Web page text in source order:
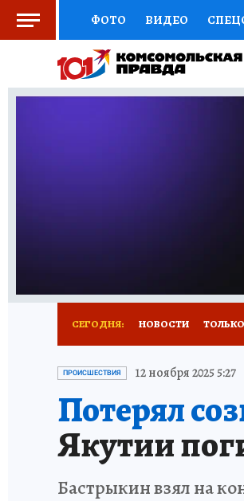
ФОТО ВИДЕО
СОЦПОДДЕРЖКА НАУКА
ВЫБОР ЭКСПЕРТОВ
СЕГОДНЯ: НОВОСТИ
ЗАПОВЕДНАЯ РОССИЯ
ПРОИСШЕСТВИЯ 12 ноября 2025 5:27
Потерял
Якутии
Бастрыкин взял на